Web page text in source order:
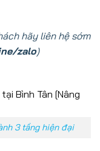
hãy liên hệ sớm
zalo)
3 tầng hiện đại